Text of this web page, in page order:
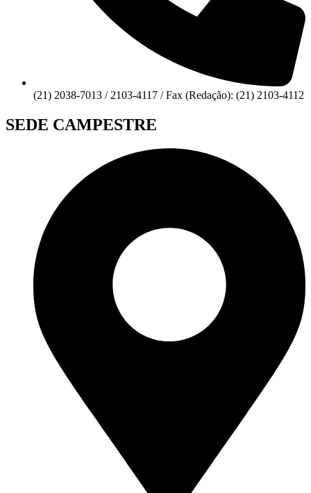
(21) 2038-7013 / 2103-4117 / Fax (Redação): (21) 2103-4112
SEDE CAMPESTRE